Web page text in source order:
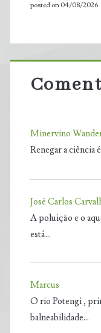
posted on 04/08/2026
Minervino
Renegar a ciência
José Carlos
A poluição e o
está…
Marcus
O rio Potengi ,
balneabilidade…